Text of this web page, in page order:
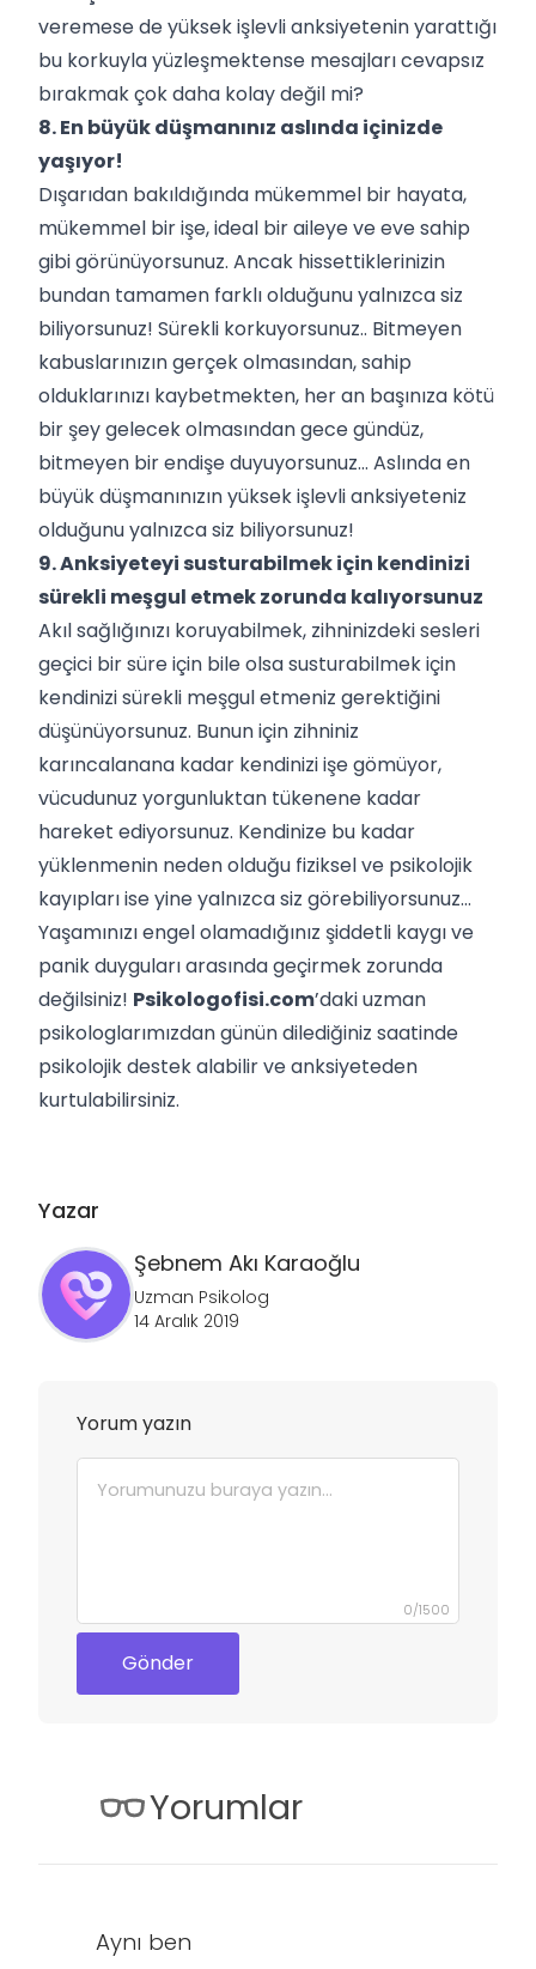
veremese de yüksek işlevli anksiyetenin yarattığı
bu korkuyla yüzleşmektense mesajları cevapsız
bırakmak çok daha kolay değil mi?
8. En büyük düşmanınız aslında içinizde
yaşıyor!
Dışarıdan bakıldığında mükemmel bir hayata,
mükemmel bir işe, ideal bir aileye ve eve sahip
gibi görünüyorsunuz. Ancak hissettiklerinizin
bundan tamamen farklı olduğunu yalnızca siz
biliyorsunuz! Sürekli korkuyorsunuz.. Bitmeyen
kabuslarınızın gerçek olmasından, sahip
olduklarınızı kaybetmekten, her an başınıza kötü
bir şey gelecek olmasından gece gündüz,
bitmeyen bir endişe duyuyorsunuz… Aslında en
büyük düşmanınızın yüksek işlevli anksiyeteniz
olduğunu yalnızca siz biliyorsunuz!
9. Anksiyeteyi susturabilmek için kendinizi
sürekli meşgul etmek zorunda kalıyorsunuz
Akıl sağlığınızı koruyabilmek, zihninizdeki sesleri
geçici bir süre için bile olsa susturabilmek için
kendinizi sürekli meşgul etmeniz gerektiğini
düşünüyorsunuz. Bunun için zihniniz
karıncalanana kadar kendinizi işe gömüyor,
vücudunuz yorgunluktan tükenene kadar
hareket ediyorsunuz. Kendinize bu kadar
yüklenmenin neden olduğu fiziksel ve psikolojik
kayıpları ise yine yalnızca siz görebiliyorsunuz…
Yaşamınızı engel olamadığınız şiddetli kaygı ve
panik duyguları arasında geçirmek zorunda
değilsiniz! Psikologofisi.com’daki uzman
psikologlarımızdan günün dilediğiniz saatinde
psikolojik destek alabilir ve anksiyeteden
kurtulabilirsiniz.
Yazar
Şebnem Akı Karaoğlu
Uzman Psikolog
14 Aralık 2019
Yorum yazın
0/1500
Gönder
Yorumlar
Aynı ben